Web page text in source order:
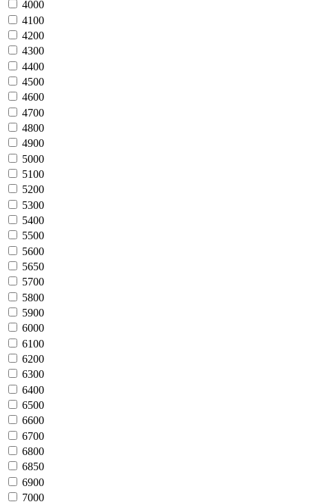
4000
4100
4200
4300
4400
4500
4600
4700
4800
4900
5000
5100
5200
5300
5400
5500
5600
5650
5700
5800
5900
6000
6100
6200
6300
6400
6500
6600
6700
6800
6850
6900
7000